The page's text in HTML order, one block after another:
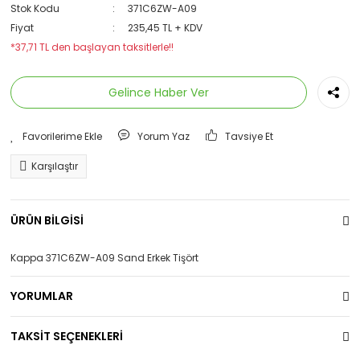
Stok Kodu
371C6ZW-A09
Fiyat
235,45 TL + KDV
*37,71 TL den başlayan taksitlerle!!
Gelince Haber Ver
Yorum Yaz Tavsiye Et
Karşılaştır
ÜRÜN BİLGİSİ
Kappa 371C6ZW-A09 Sand Erkek Tişört
YORUMLAR
TAKSİT SEÇENEKLERİ